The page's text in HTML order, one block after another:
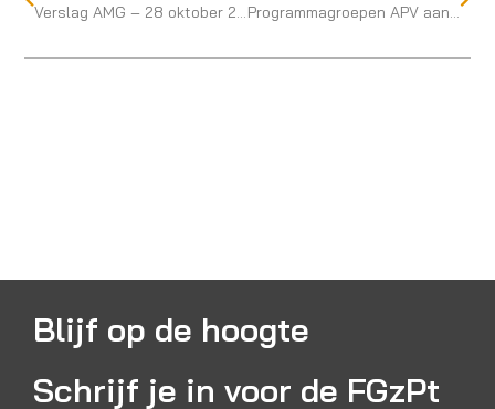
Verslag AMG – 28 oktober 2020 Programmagroepen APV aan de slag, wat doen ze?
Blijf op de hoogte
Schrijf je in voor de FGzPt